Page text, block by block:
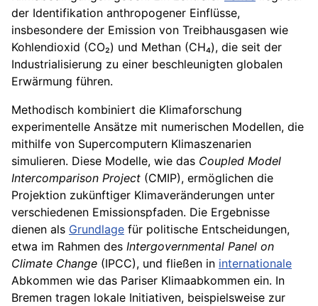
der Identifikation anthropogener Einflüsse,
insbesondere der Emission von Treibhausgasen wie
Kohlendioxid (CO₂) und Methan (CH₄), die seit der
Industrialisierung zu einer beschleunigten globalen
Erwärmung führen.
Methodisch kombiniert die Klimaforschung
experimentelle Ansätze mit numerischen Modellen, die
mithilfe von Supercomputern Klimaszenarien
simulieren. Diese Modelle, wie das Coupled Model
Intercomparison Project (CMIP), ermöglichen die
Projektion zukünftiger Klimaveränderungen unter
verschiedenen Emissionspfaden. Die Ergebnisse
dienen als Grundlage für politische Entscheidungen,
etwa im Rahmen des Intergovernmental Panel on
Climate Change (IPCC), und fließen in internationale
Abkommen wie das Pariser Klimaabkommen ein. In
Bremen tragen lokale Initiativen, beispielsweise zur